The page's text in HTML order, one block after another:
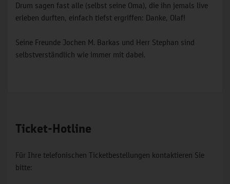
Drum sagen fast alle (selbst seine Oma), die ihn jemals live
erleben durften, einfach tiefst ergriffen: Danke, Olaf!
Seine Freunde Jochen M. Barkas und Herr Stephan sind
selbstverständlich wie immer mit dabei.
Ticket-Hotline
Für Ihre telefonischen Ticketbestellungen kontaktieren Sie
bitte: